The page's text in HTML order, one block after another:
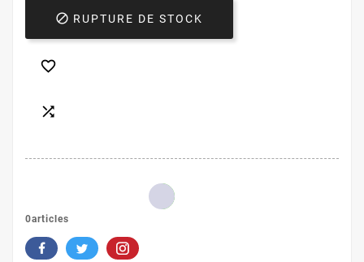
 RUPTURE DE STOCK


0articles